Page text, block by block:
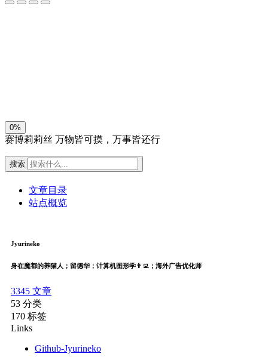
0%
赛博莉莉丝 万物皆可摸，万事皆还行
搜索
文章目录
站点概览
Jyurineko
身在魔都的养猫人；留德华；计算机图形学👨‍💻；海外广告优化师
3345 文章
53 分类
170 标签
Links
Github-Jyurineko